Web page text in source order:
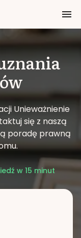
Unieważnienie
się z naszą
poradę prawną
w 15 minut